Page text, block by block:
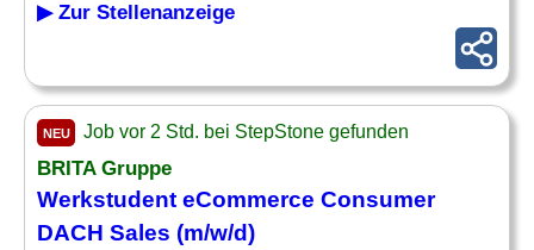
▶ Zur Stellenanzeige
NEU Job vor 2 Std. bei StepStone gefunden
BRITA Gruppe
Werkstudent eCommerce Consumer
DACH Sales (m/w/d)